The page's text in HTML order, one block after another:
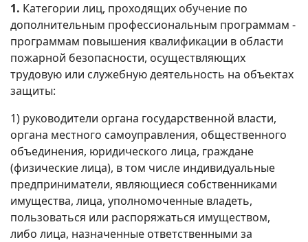
1. Категории лиц, проходящих обучение по
дополнительным профессиональным программам -
программам повышения квалификации в области
пожарной безопасности, осуществляющих
трудовую или служебную деятельность на объектах
защиты:
1) руководители органа государственной власти,
органа местного самоуправления, общественного
объединения, юридического лица, граждане
(физические лица), в том числе индивидуальные
предприниматели, являющиеся собственниками
имущества, лица, уполномоченные владеть,
пользоваться или распоряжаться имуществом,
либо лица, назначенные ответственными за